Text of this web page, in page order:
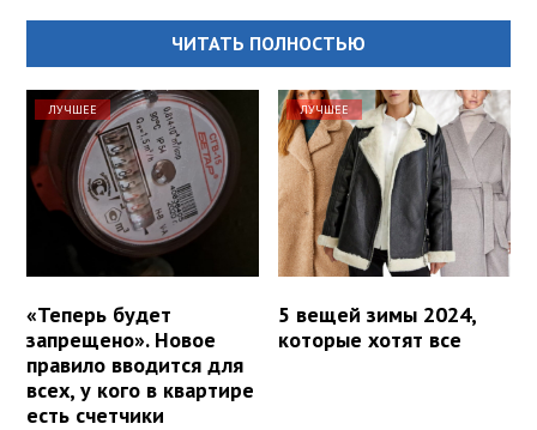
ЧИТАТЬ ПОЛНОСТЬЮ
ЛУЧШЕЕ
«Теперь будет
запрещено». Новое
правило вводится для
всех, у кого в квартире
есть счетчики
ЛУЧШЕЕ
5 вещей зимы 2024,
которые хотят все